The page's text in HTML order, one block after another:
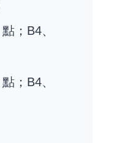
；B4、
；B4、